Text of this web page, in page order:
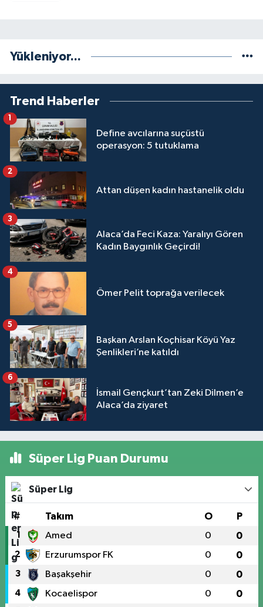
Yükleniyor...
Trend Haberler
Define avcılarına suçüstü
operasyon: 5 tutuklama
1
Attan düşen kadın hastanelik oldu
2
Alaca’da Feci Kaza: Yaralıyı Gören
Kadın Baygınlık Geçirdi!
3
Ömer Pelit toprağa verilecek
4
Başkan Arslan Koçhisar Köyü Yaz
Şenlikleri’ne katıldı
5
İsmail Gençkurt’tan Zeki Dilmen’e
Alaca’da ziyaret
6
Süper Lig Puan Durumu
Süper Lig
# Takım O P
1 Amed 0 0
2 Erzurumspor FK 0 0
3 Başakşehir 0 0
4 Kocaelispor 0 0